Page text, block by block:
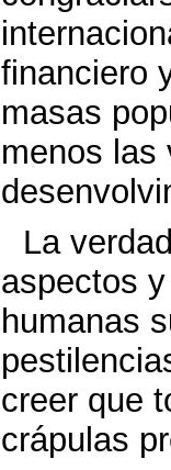
financiero
masas
menos las
La
aspectos
humanas
creer que
crápulas